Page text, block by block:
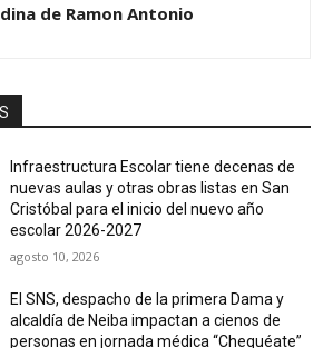
de Ramon Antonio
Infraestructura Escolar tiene decenas de
nuevas aulas y otras obras listas en San
Cristóbal para el inicio del nuevo año
escolar 2026-2027
agosto 10, 2026
El SNS, despacho de la primera Dama y
alcaldía de Neiba impactan a cienos de
personas en jornada médica “Chequéate”